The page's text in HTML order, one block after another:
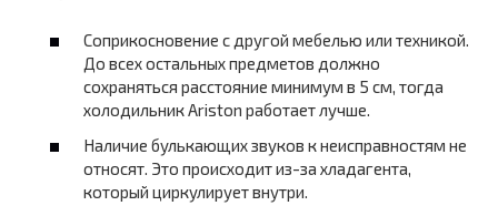
Соприкосновение с другой мебелью или техникой.
До всех остальных предметов должно
сохраняться расстояние минимум в 5 см, тогда
холодильник Ariston работает лучше.
Наличие булькающих звуков к неисправностям не
относят. Это происходит из-за хладагента,
который циркулирует внутри.